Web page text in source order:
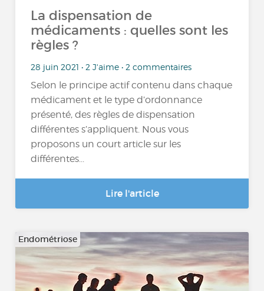
La dispensation de
médicaments : quelles sont les
règles ?
28 juin 2021 • 2 J'aime • 2 commentaires
Selon le principe actif contenu dans chaque
médicament et le type d’ordonnance
présenté, des règles de dispensation
différentes s’appliquent. Nous vous
proposons un court article sur les
différentes...
Lire l'article
Endométriose